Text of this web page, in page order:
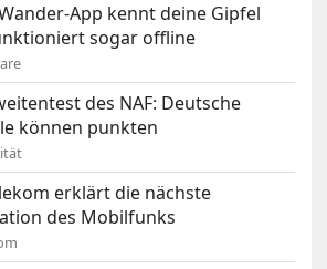
App kennt deine Gipfel
sogar offline
des NAF: Deutsche
können punkten
erklärt die nächste
des Mobilfunks